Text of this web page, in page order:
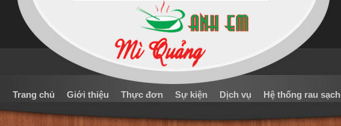
Trang chủ Giới thiệu Thực đơn Sự kiện Dịch vụ Hệ thống rau sạch